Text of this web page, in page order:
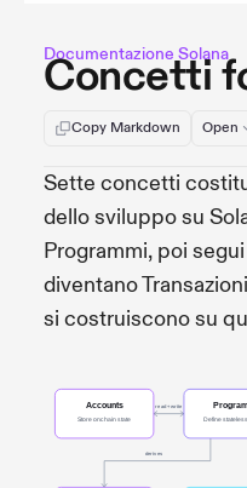
Documentazione Solana
Concetti
Copy Markdown Open
Sette concetti
dello sviluppo su
Programmi, poi
diventano
si costruiscono su